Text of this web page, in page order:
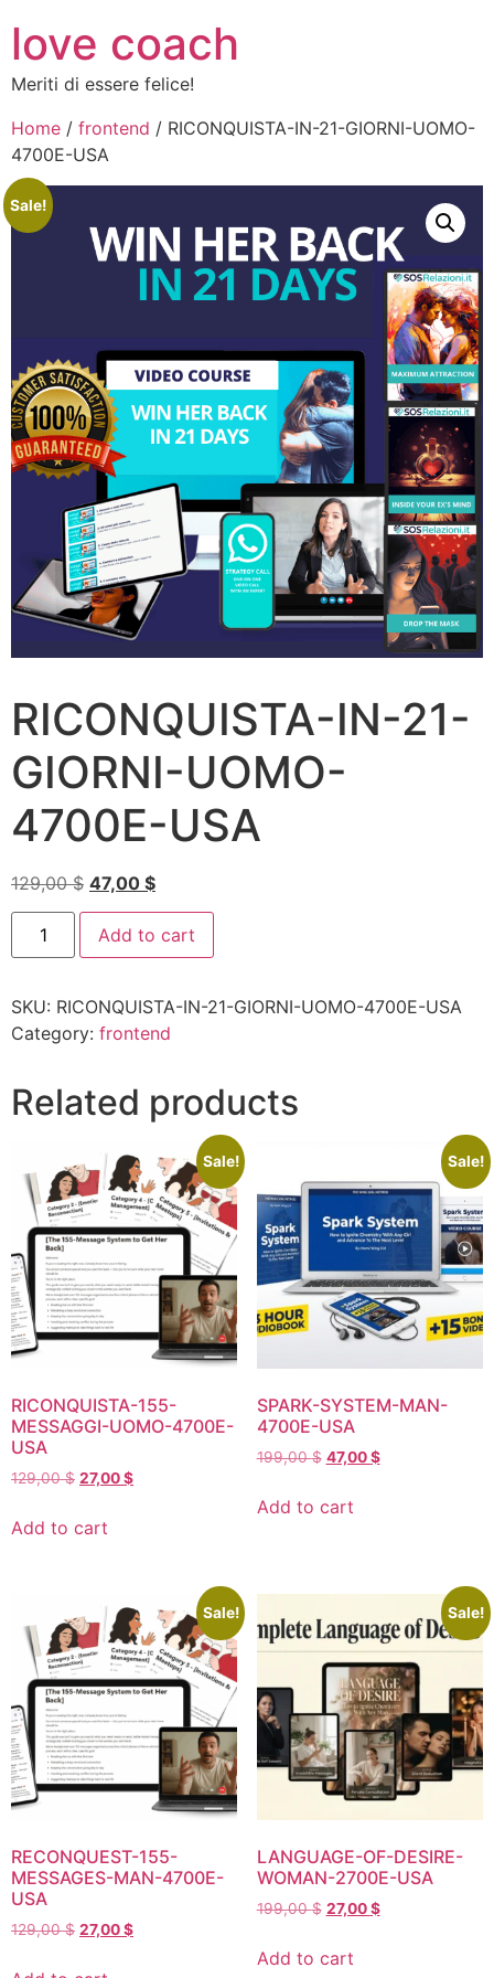
love coach
Meriti di essere felice!
Home / frontend / RICONQUISTA-IN-21-GIORNI-UOMO-
4700E-USA
Sale!
RICONQUISTA-IN-21-
GIORNI-UOMO-
4700E-USA
129,00$ 47,00 $
Add to cart
SKU: RICONQUISTA-IN-21-GIORNI-UOMO-4700E-USA
Category: frontend
Related products
Sale!
RICONQUISTA-155-
MESSAGGI-UOMO-4700E-
USA
129,00$ 27,00$
Add to cart
Sale!
SPARK-SYSTEM-MAN-
4700E-USA
199,00$ 47,00$
Add to cart
Sale!
RECONQUEST-155-
MESSAGES-MAN-4700E-
USA
129,00$ 27,00$
Sale!
LANGUAGE-OF-DESIRE-
WOMAN-2700E-USA
199,00$ 27,00$
Add to cart